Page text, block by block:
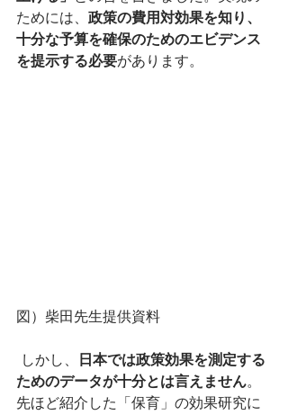
ためには、 政策の費用対効果を知り、
十分な予算を確保のためのエビデンス
を提示する必要があります。
図）柴田先生提供資料
しかし、 日本では政策効果を測定する
ためのデータが十分とは言えません。
先ほど紹介した「保育」の効果研究に